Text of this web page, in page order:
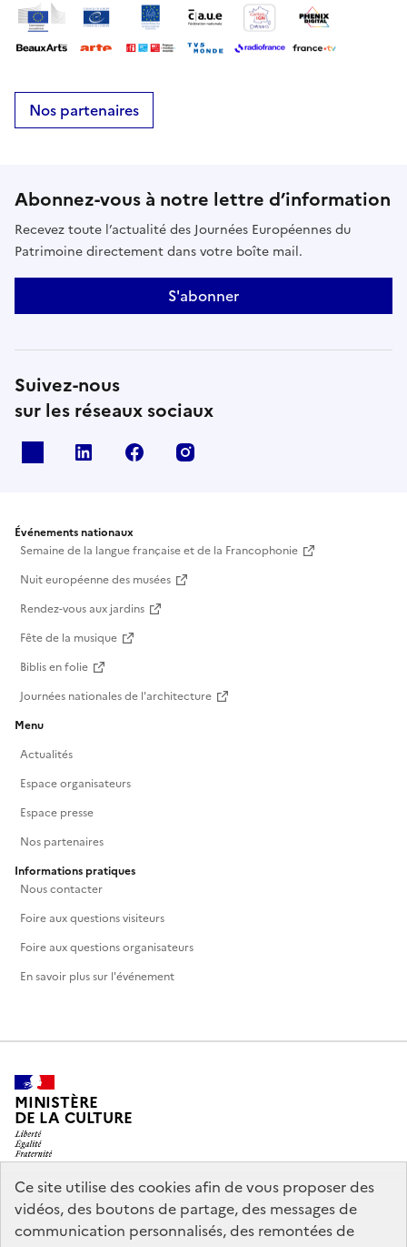
Ce site utilise des cookies afin de vous proposer des
vidéos, des boutons de partage, des messages de
communication personnalisés, des remontées de
Nos partenaires
Abonnez-vous à notre lettre d’information
Recevez toute l’actualité des Journées Européennes du
Patrimoine directement dans votre boîte mail.
S'abonner
Suivez-nous
sur les réseaux sociaux
Linkedin Facebook
Événements nationaux
Semaine de la langue française et de la Francophonie
Nuit européenne des musées
Rendez-vous aux jardins
Fête de la musique
Biblis en folie
Journées nationales de l'architecture
Menu
Actualités
Espace organisateurs
Espace presse
Nos partenaires
Informations pratiques
Nous contacter
Foire aux questions visiteurs
Foire aux questions organisateurs
En savoir plus sur l'événement
MINISTÈRE
DE LA CULTURE
legifrance.gouv.fr
info.gouv.fr